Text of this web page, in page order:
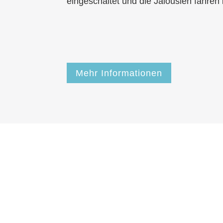
Mehr Informationen